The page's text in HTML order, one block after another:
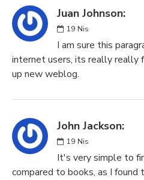
Juan Johnson:
19 Nis
I am sure this
internet users, its really really
up new weblog.
John Jackson:
19 Nis
It's very simple to
compared to books, as I